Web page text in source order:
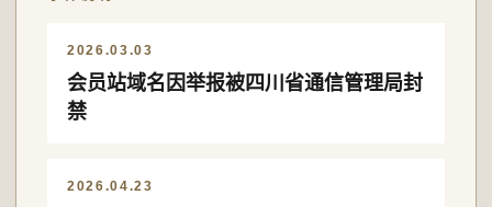
2026.03.03
会员站域名因举报被四川省通信管理局封
禁
2026.04.23